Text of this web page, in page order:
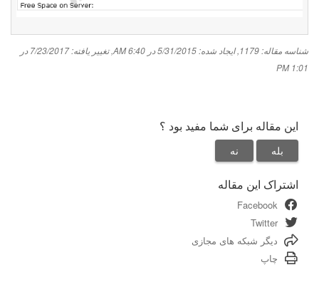
شناسه مقاله: 1179 ,ایجاد شده: 5/31/2015 در 6:40 AM ,
تغییر یافته: 7/23/2017 در
1:01 PM
این مقاله برای شما مفید بود ؟
بله نه
اشتراک این مقاله
Facebook
Twitter
دیگر شبکه های مجازی
چاپ